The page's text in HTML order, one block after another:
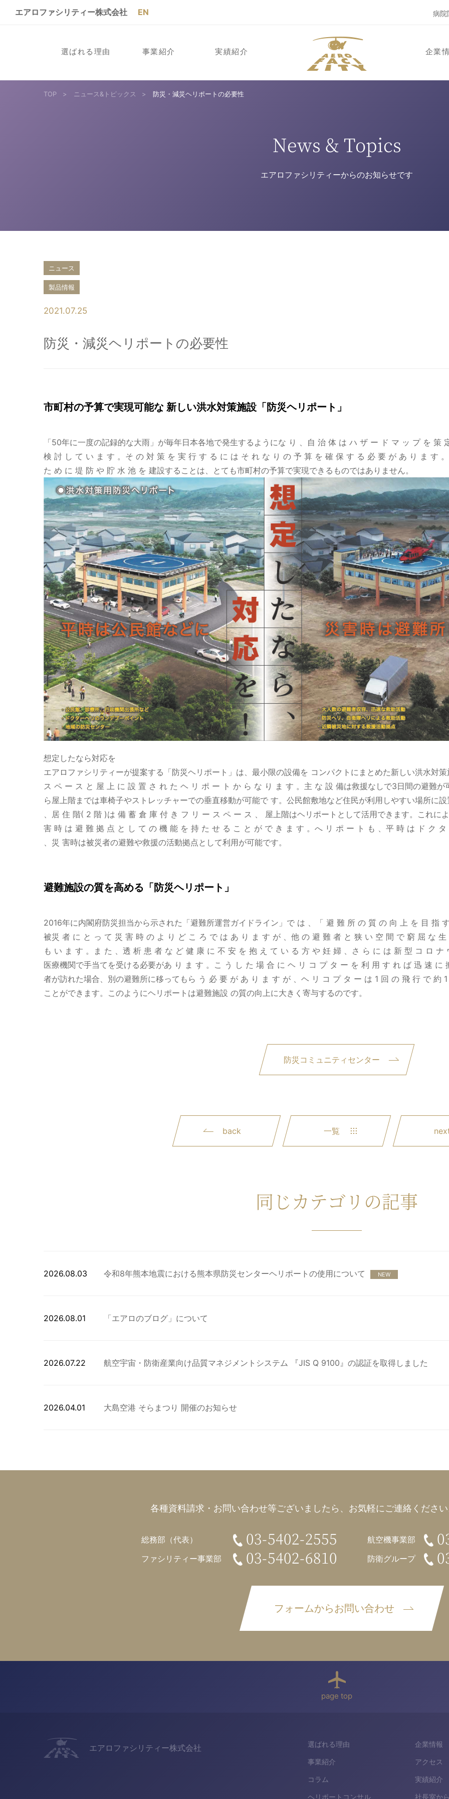
エアロファシリティー株式会社 EN 病院
選ばれる理由 事業紹介 実績紹介 企業
TOP > ニュース&トピックス > 防災・減災ヘリポートの必要性
News & Topics
エアロファシリティーからのお知らせです
ニュース
製品情報
2021.07.25
防災・減災ヘリポートの必要性
市町村の予算で実現可能な 新しい洪水対策施設「防災ヘリポート」
「50年に一度の記録的な大雨」が毎年日本各地で発生するようにな り 、自 治 体 は ハ ザ ー ド マ ッ プ を
検 討 し て い ま す 。そ の 対 策 を 実 行 す る に は そ れ な り の 予 算 を 確 保 す る 必 要 が あ り ま す
た め に 堤 防 や 貯 水 池 を 建設することは、とても市町村の予算で実現できるものではありません。
想定したなら対応を
エアロファシリティーが提案する「防災ヘリポート」は、最小限の設備を コンパクトにまとめた新しい洪水対
ス ペ ー ス と 屋 上 に 設 置 さ れ た ヘ リ ポ ー ト か ら な り ま す 。主 な 設 備は救援なしで3日間の避難が
ら屋上階までは車椅子やストレッチャーでの垂直移動が可能で す。公民館敷地など住民が利用しやすい場所に
、居 住 階( 2 階 )は 備 蓄 倉 庫 付 き フ リ ー ス ペ ー ス 、 屋上階はヘリポートとして活用できます。これに
害 時 は 避 難 拠 点 と し て の 機 能 を 持 た せ る こ と が で き ま す 。へ リ ポ ー ト も 、平 時 は ド ク
、災 害時は被災者の避難や救援の活動拠点として利用が可能です。
避難施設の質を高める「防災ヘリポート」
2016年に内閣府防災担当から示された「避難所運営ガイドライン」で は 、「 避 難 所 の 質 の 向 上 を 目 指
被災 者 に と っ て 災 害 時 の よ り ど こ ろ で は あ り ま す が 、他 の 避 難 者 と 狭 い 空 間 で 窮 屈 な
も い ま す 。ま た 、透 析 患 者 な ど 健 康 に 不 安 を 抱 え て い る 方 や 妊 婦 、さ ら に は 新 型 コ ロ ナ
医療機関で手当てを受ける必要があ り ま す 。こ う し た 場 合 に ヘ リ コ プ タ ー を 利 用 す れ ば 迅 速 に
者が訪れた場合、別の避難所に移ってもら う 必 要 が あ り ま す が 、ヘ リ コ プ タ ー は 1 回 の 飛 行 で 約
ことができます。このようにヘリポートは避難施設 の質の向上に大きく寄与するのです。
防災コミュニティセンター
back 一覧
同じカテゴリの記事
2026.08.03 令和8年熊本地震における熊本県防災センターヘリポートの使用について NEW
2026.08.01 「エアロのブログ」について
2026.07.22 航空宇宙・防衛産業向け品質マネジメントシステム 『JIS Q 9100』の認証を取得しました
2026.04.01 大島空港 そらまつり 開催のお知らせ
各種資料請求・お問い合わせ等ございましたら、 お気軽にご連絡くださ
フォームからお問い合わせ
総務部（代表） 03-5402-2555
ファシリティー事業部 03-5402-6810
航空機事業部
防衛グループ
page top
エアロファシリティー株式会社 選ばれる理由 企業情報
事業紹介 アクセス
コラム 実績紹介
ヘリポートコンサル 社長室か